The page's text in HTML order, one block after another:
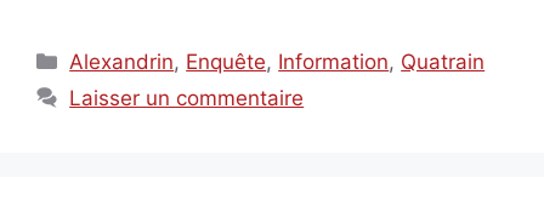
Catégories
Alexandrin, Enquête, Information, Quatrain
Laisser un commentaire